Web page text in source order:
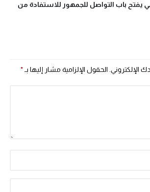
يفتح باب التواصل للجمهور للاستفادة من
الإلكتروني. الحقول الإلزامية مشار إليها بـ*